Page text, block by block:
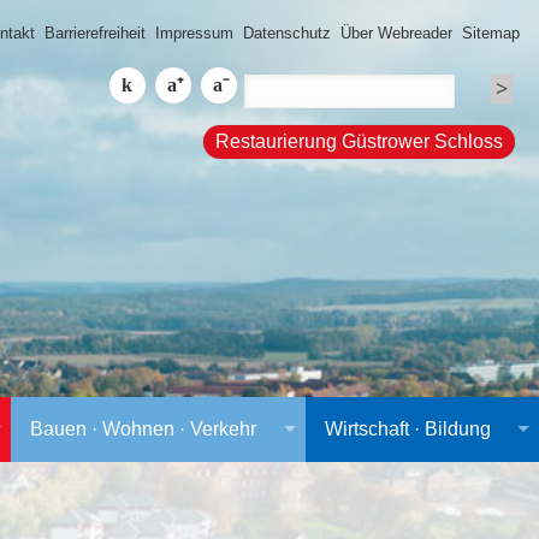
Barrierefreiheit Impressum Datenschutz Über Webreader Sitemap
Restaurierung Güstrower Schloss
Bauen · Wohnen · Verkehr Wirtschaft · Bildung